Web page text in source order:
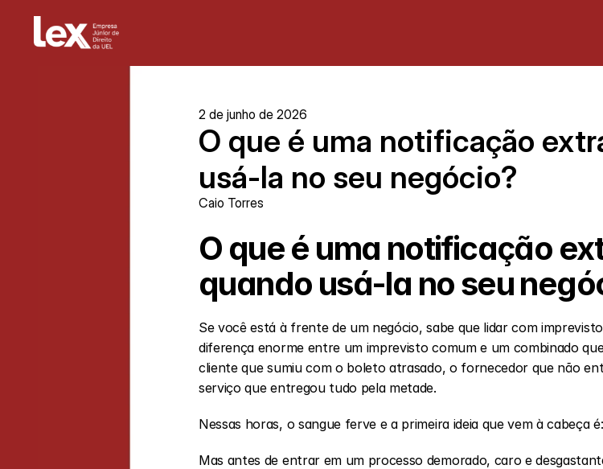
2 de junho de 2026
O que é uma notificação
usá-la no seu negócio?
Caio Torres
O que é uma notificação
quando usá-la no seu
Se você está à frente de um negócio, sabe que lidar com
diferença enorme entre um imprevisto comum e um combinado
cliente que sumiu com o boleto atrasado, o fornecedor que não
serviço que entregou tudo pela metade.
Nessas horas, o sangue ferve e a primeira ideia que vem à cabeça é:
Mas antes de entrar em um processo demorado, caro e